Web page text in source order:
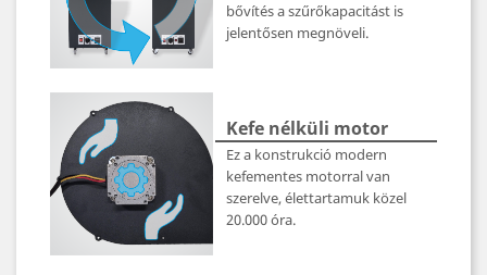
bővítés a szűrőkapacitást is
jelentősen megnöveli.
Kefe nélküli motor
Ez a konstrukció modern
kefementes motorral van
szerelve, élettartamuk közel
20.000 óra.